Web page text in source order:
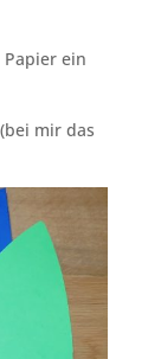
ein
mir das